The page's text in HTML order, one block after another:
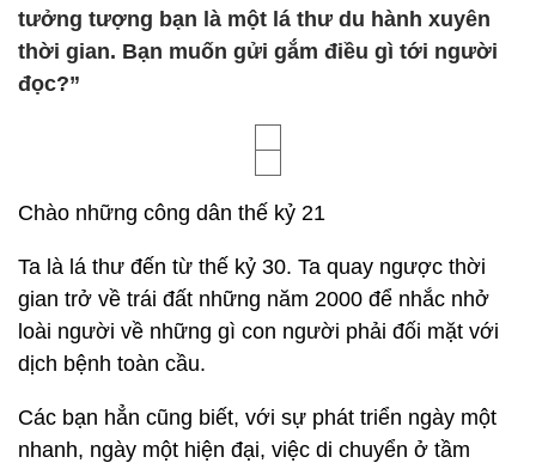
tưởng tượng bạn là một lá thư du hành xuyên
thời gian. Bạn muốn gửi gắm điều gì tới người
đọc?”
Chào những công dân thế kỷ 21
Ta là lá thư đến từ thế kỷ 30. Ta quay ngược thời
gian trở về trái đất những năm 2000 để nhắc nhở
loài người về những gì con người phải đối mặt với
dịch bệnh toàn cầu.
Các bạn hẳn cũng biết, với sự phát triển ngày một
nhanh, ngày một hiện đại, việc di chuyển ở tầm